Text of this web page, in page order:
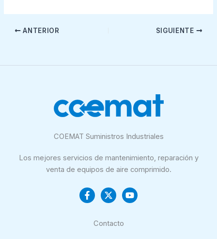
ANTERIOR SIGUIENTE
COEMAT Suministros Industriales
Los mejores servicios de mantenimiento, reparación y
venta de equipos de aire comprimido.
Contacto